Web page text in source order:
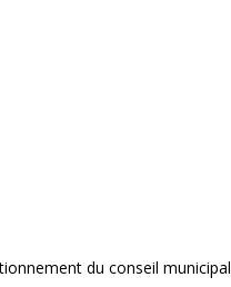
du conseil